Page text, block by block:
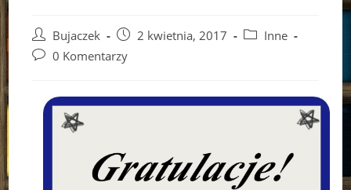
Post
author:
Bujaczek
Post
published:
2 kwietnia, 2017
PostInne
Post0 Komentarzy